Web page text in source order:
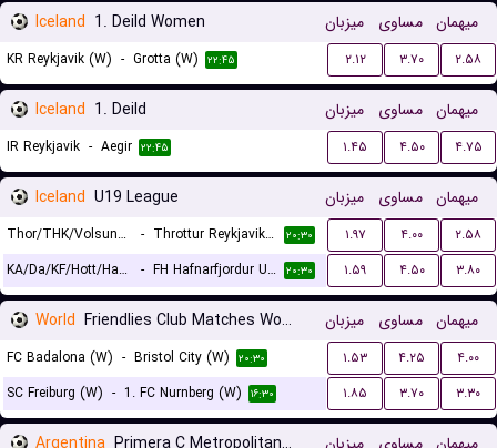
Iceland 1. Deild Women میزبان مساوی میهمان
KR Reykjavik (W) - Grotta (W) ۲۲:۴۵ ۲.۱۲ ۳.۷۰ ۲.۵۸
Iceland 1. Deild میزبان مساوی میهمان
IR Reykjavik - Aegir ۲۲:۴۵ ۱.۴۵ ۴.۵۰ ۴.۷۵
Iceland U19 League میزبان مساوی میهمان
Thor/THK/Volsungur U19 - Throttur Reykjavik U19 ۲۰:۳۰ ۱.۹۷ ۴.۰۰
۲.۵۸
KA/Da/KF/Hott/Ham U19
- FH Hafnarfjordur U19 ۲۰:۳۰ ۱.۵۹ ۴.۵۰ ۳.۸۰
World Friendlies Club Matches Women میزبان مساوی میهمان
FC Badalona (W) - Bristol City (W) ۲۰:۳۰ ۱.۵۳ ۴.۲۵
۴.۰۰
SC Freiburg (W) - 1. FC Nurnberg (W) ۱۶:۳۰ ۱.۸۵ ۳.۷۰ ۳.۳۰